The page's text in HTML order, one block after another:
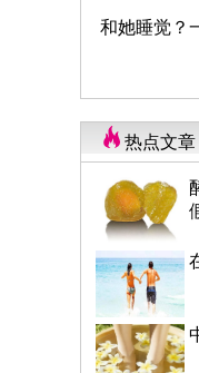
和她睡觉？
热点文章